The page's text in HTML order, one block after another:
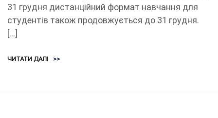
31 грудня дистанційний формат навчання для
студентів також продовжується до 31 грудня.
[…]
ЧИТАТИ ДАЛІ >>